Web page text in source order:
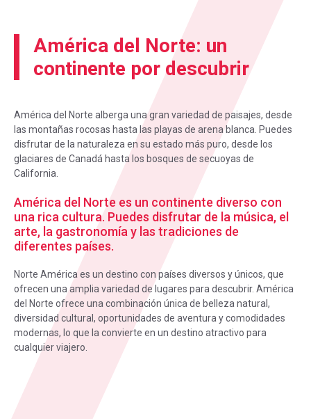
América del Norte: un
continente por descubrir
América del Norte alberga una gran variedad de paisajes, desde
las montañas rocosas hasta las playas de arena blanca. Puedes
disfrutar de la naturaleza en su estado más puro, desde los
glaciares de Canadá hasta los bosques de secuoyas de
California.
América del Norte es un continente diverso con
una rica cultura. Puedes disfrutar de la música, el
arte, la gastronomía y las tradiciones de
diferentes países.
Norte América es un destino con países diversos y únicos, que
ofrecen una amplia variedad de lugares para descubrir. América
del Norte ofrece una combinación única de belleza natural,
diversidad cultural, oportunidades de aventura y comodidades
modernas, lo que la convierte en un destino atractivo para
cualquier viajero.